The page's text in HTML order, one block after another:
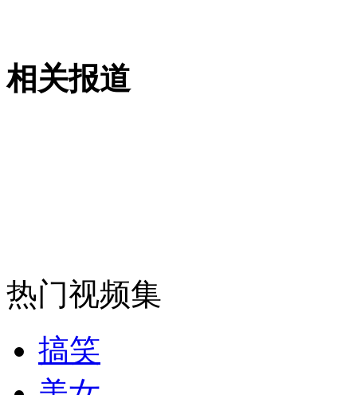
外交部：有关国家言论片面不公正
安徽一实载49人客车翻车
相关报道
热门视频集
搞笑